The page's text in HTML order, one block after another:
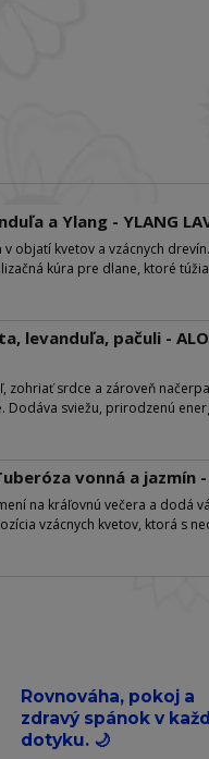
a Ylang - YLANG
objatí kvetov a vzácnych
kúra pre dlane, ktoré
levanduľa, pačuli -
zohriať srdce a zároveň
Dodáva sviežu, prirodzenú
vonná a jazmín -
na kráľovnú večera a dodá
vzácnych kvetov, ktorá s
Rovnováha, pokoj a
zdravý spánok v
dotyku. 🌙